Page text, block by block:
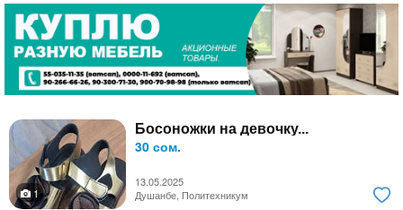
Босоножки на девочку...
30 сом.
13.05.2025
1
Душанбе, Политехникум